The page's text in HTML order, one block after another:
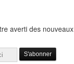
averti des nouveaux